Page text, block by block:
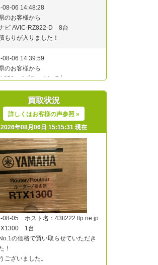
買取状況
詳しくはお客様の声参照 »
2026年08月06日 15:15:31 現在